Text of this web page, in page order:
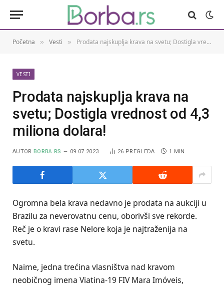
Početna » Vesti » Prodata najskuplja krava na svetu; Dostigla vrednost od 4,3 miliona dolara!
VESTI
Prodata najskuplja krava na
svetu; Dostigla vrednost od 4,3
miliona dolara!
AUTOR BORBA.RS 09.07.2023. 26 PREGLEDA 1 MIN.
Ogromna bela krava nedavno je prodata na aukciji u
Brazilu za neverovatnu cenu, oborivši sve rekorde.
Reč je o kravi rase Nelore koja je najtraženija na
svetu.
Naime, jedna trećina vlasništva nad kravom
neobičnog imena Viatina-19 FIV Mara Imóveis,